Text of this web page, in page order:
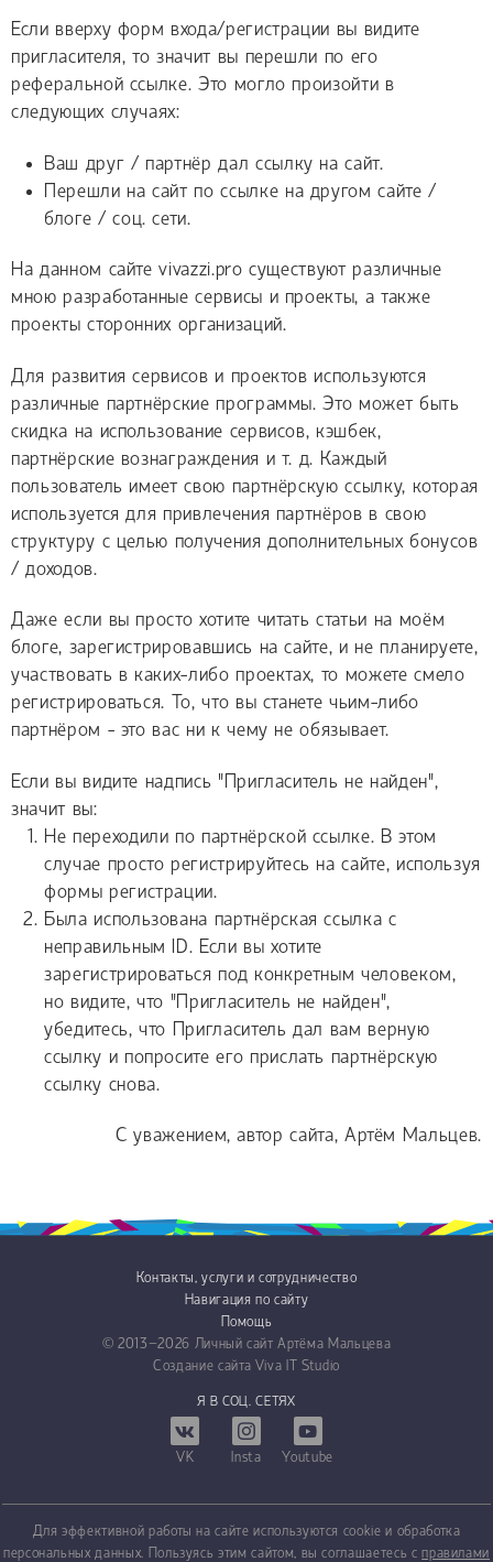
Если вверху форм входа/регистрации вы видите
пригласителя, то значит вы перешли по его
реферальной ссылке. Это могло произойти в
следующих случаях:
Ваш друг / партнёр дал ссылку на сайт.
Перешли на сайт по ссылке на другом сайте /
блоге / соц. сети.
На данном сайте vivazzi.pro существуют различные
мною разработанные сервисы и проекты, а также
проекты сторонних организаций.
Для развития сервисов и проектов используются
различные партнёрские программы. Это может быть
скидка на использование сервисов, кэшбек,
партнёрские вознаграждения и т. д. Каждый
пользователь имеет свою партнёрскую ссылку, которая
используется для привлечения партнёров в свою
структуру с целью получения дополнительных бонусов
/ доходов.
Даже если вы просто хотите читать статьи на моём
блоге, зарегистрировавшись на сайте, и не планируете,
участвовать в каких-либо проектах, то можете смело
регистрироваться. То, что вы станете чьим-либо
партнёром - это вас ни к чему не обязывает.
Если вы видите надпись "Пригласитель не найден",
значит вы:
Не переходили по партнёрской ссылке. В этом
случае просто регистрируйтесь на сайте, используя
формы регистрации.
Была использована партнёрская ссылка с
неправильным ID. Если вы хотите
зарегистрироваться под конкретным человеком,
но видите, что "Пригласитель не найден",
убедитесь, что Пригласитель дал вам верную
ссылку и попросите его прислать партнёрскую
ссылку снова.
С уважением, автор сайта, Артём Мальцев.
Контакты, услуги и сотрудничество
Навигация по сайту
Помощь
© 2013−2026 Личный сайт Артёма Мальцева
Создание сайта Viva IT Studio
Я В СОЦ. СЕТЯХ
VK Insta Youtube
Для эффективной работы на сайте используются cookie и обработка
персональных данных. Пользуясь этим сайтом, вы соглашаетесь справилами